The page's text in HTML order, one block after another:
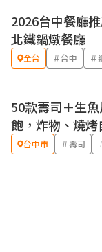
2026台中餐廳
北鐵鍋燉餐廳
全台 ＃台中 ＃
50款壽司＋生
飽，炸物、燒烤
台中市 ＃壽司